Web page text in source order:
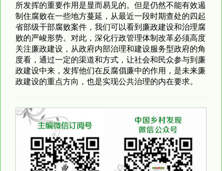
所发挥的重要作用是显而易见的。但是仍然不能有效遏
制住腐败在一些地方蔓延，从最近一段时期查处的四起
省部级干部腐败案件，我们可以看到廉政建设和治理腐
败的严峻形势。对此，深化行政管理体制改革必须高度
关注廉政建设，从政府内部治理和建设服务型政府的角
度看，通过一定的渠道和方式，让社会和民众参与到廉
政建设中来，发挥他们在反腐倡廉中的作用，是未来廉
政建设的重点方向，也是实现公共治理的内在要求。